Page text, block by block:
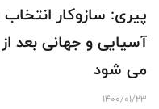
پیری: سازوکار
آسیایی و جهانی
می شود
1400/01/23